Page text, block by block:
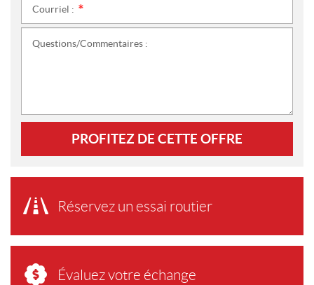
Courriel :
Questions/Commentaires :
PROFITEZ DE CETTE OFFRE
Réservez un essai routier
Évaluez votre échange